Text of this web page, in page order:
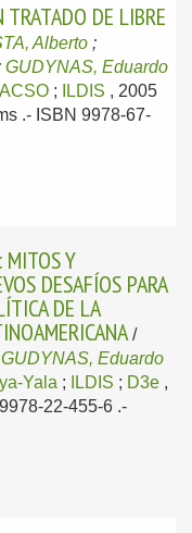
DE LIBRE
Alberto ;
GUDYNAS, Eduardo
; ILDIS , 2005
.- ISBN 9978-67-
MITOS Y
DESAFÍOS PARA
DE LA
/
GUDYNAS, Eduardo
Yala ; ILDIS ; D3e ,
22-455-6 .-